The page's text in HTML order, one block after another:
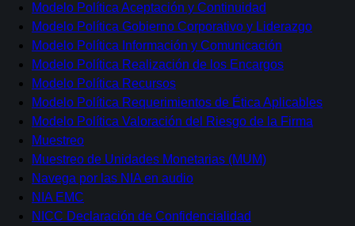
Modelo Política Aceptación y Continuidad
Modelo Política Gobierno Corporativo y Liderazgo
Modelo Política Información y Comunicación
Modelo Política Realización de los Encargos
Modelo Política Recursos
Modelo Política Requerimientos de Ética Aplicables
Modelo Política Valoración del Riesgo de la Firma
Muestreo
Muestreo de Unidades Monetarias (MUM)
Navega por las NIA en audio
NIA EMC
NICC Declaración de Confidencialidad